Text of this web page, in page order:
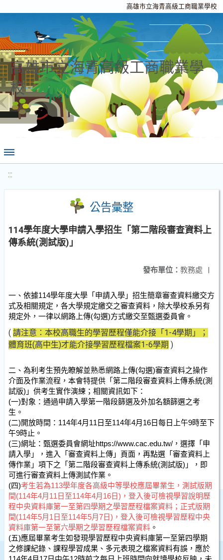
高雄市立海青高級工商職業學校
高雄市立海青高級工商職業學
校
:::
公告彙整
114學年度大學申請入學招生「第二階段審查資料上
傳系統(測試版)」
發布單位： 教務處 |
一、依據114學年度大學「申請入學」招生簡章審查資料繳交方
式及相關規定，各大學規定繳交之審查資料，除大學校系另有
規定外，一律以網路上傳(勾選)方式繳交至甄選委員會。
( 請注意：本校高職生的學習歷程僅能介接「1-4學期」；
體育班(高中生)才能介接學習歷程檔案1-6學期 )
二、為利考生預先瞭解並熟悉網路上傳(勾選)審查資料之操作
介面及作業流程，本會特提供「第二階段審查資料上傳系統(測
試版)」供考生實作演練；相關資訊如下：
(一)對象：通過申請入學第一階段篩選及外加名額篩選之考
生。
(二)開放時間：114年4月11日至114年4月16日每日上午9時至下
午9時止。
(三)網址：甄選委員會網址https://www.cac.edu.tw/ ，選擇「申
請入學」，進入「審查資料上傳」頁面，再點選「審查資料上
傳作業」項下之「第二階段審查資料上傳系統(測試版)」，即
可進行審查資料上傳測試作業。
(四)考生若為113學年度各高級中等學校應屆畢業生，測試版期
間(114年4月11日至114年4月16日)，登入後可檢視學習說明歷
程中央資料庫第一至第四學期之學習歷程檔案資料；正式版期
間(114年5月1日至114年5月7日)，登入後可檢視學習歷程中央
資料庫第一至第六學期之學習歷程檔案資料 。
(五)應屆畢業考生如發現學習歷程中央資料庫第一至第四學期
之修課紀錄、課程學習成果、多元表現之檔案資料有誤，應於